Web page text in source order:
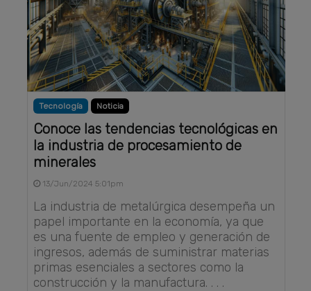
Tecnología Noticia
Conoce las tendencias tecnológicas en
la industria de procesamiento de
minerales
13/Jun/2024 5:01pm
La industria de metalúrgica desempeña un
papel importante en la economía, ya que
es una fuente de empleo y generación de
ingresos, además de suministrar materias
primas esenciales a sectores como la
construcción y la manufactura. . . .